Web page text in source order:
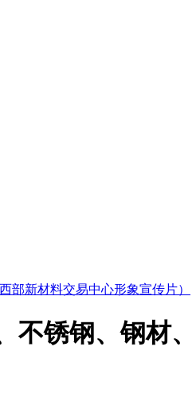
新材料交易中心形象宣传片）
锈钢、钢材